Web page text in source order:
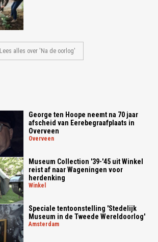
Lees alles over 'Na de oorlog'
George ten Hoope neemt na 70 jaar
afscheid van Eerebegraafplaats in
Overveen
overveen
Museum Collection '39-'45 uit Winkel
reist af naar Wageningen voor
herdenking
winkel
Speciale tentoonstelling 'Stedelijk
Museum in de Tweede Wereldoorlog'
amsterdam